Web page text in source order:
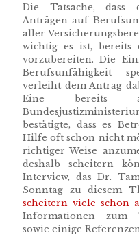
Die Tatsache, dass
Anträgen auf
aller
wichtig es ist, bereits
vorzubereiten. Die
Berufsunfähigkeit
verleiht dem Antrag
Eine bereits
bestätigte, dass es
Hilfe oft schon nicht
richtiger Weise
deshalb scheitern
Interview, das Dr.
Sonntag zu diesem
scheitern viele schon
Informationen zum
sowie einige